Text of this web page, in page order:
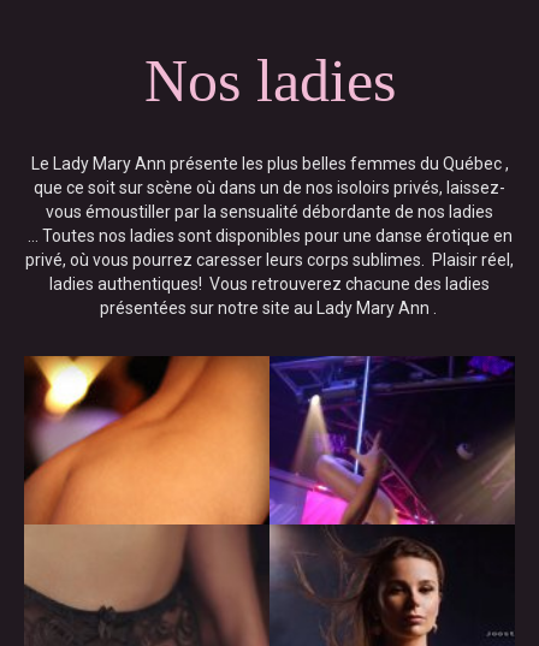
Nos ladies
Le Lady Mary Ann présente les plus belles femmes du Québec ,
que ce soit sur scène où dans un de nos isoloirs privés, laissez-
vous émoustiller par la sensualité débordante de nos ladies
… Toutes nos ladies sont disponibles pour une danse érotique en
privé, où vous pourrez caresser leurs corps sublimes. Plaisir réel,
ladies authentiques! Vous retrouverez chacune des ladies
présentées sur notre site au Lady Mary Ann .